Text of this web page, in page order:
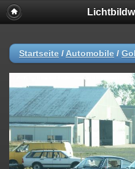
Startseite / Automobile /